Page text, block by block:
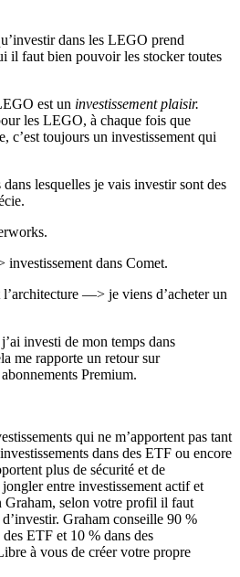
dans les LEGO prend
il faut bien pouvoir les stocker toutes
est un investissement plaisir.
les LEGO, à chaque fois que
c’est toujours un investissement qui
lesquelles je vais investir sont des
investissement dans Comet.
l’architecture —> je viens d’acheter un
investi de mon temps dans
me rapporte un retour sur
Premium.
qui ne m’apportent pas tant
dans des ETF ou encore
plus de sécurité et de
entre investissement actif et
Graham, selon votre profil il faut
Graham conseille 90 %
ETF et 10 % dans des
à vous de créer votre propre